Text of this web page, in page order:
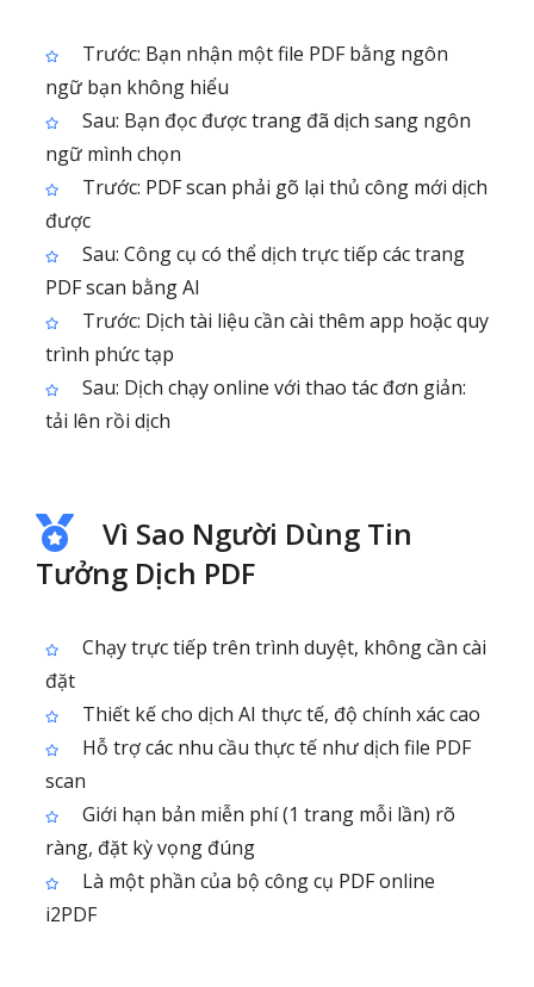
Trước: Bạn nhận một file PDF bằng ngôn
ngữ bạn không hiểu
Sau: Bạn đọc được trang đã dịch sang ngôn
ngữ mình chọn
Trước: PDF scan phải gõ lại thủ công mới dịch
được
Sau: Công cụ có thể dịch trực tiếp các trang
PDF scan bằng AI
Trước: Dịch tài liệu cần cài thêm app hoặc quy
trình phức tạp
Sau: Dịch chạy online với thao tác đơn giản:
tải lên rồi dịch
Vì Sao Người Dùng Tin
Tưởng Dịch PDF
Chạy trực tiếp trên trình duyệt, không cần cài
đặt
Thiết kế cho dịch AI thực tế, độ chính xác cao
Hỗ trợ các nhu cầu thực tế như dịch file PDF
scan
Giới hạn bản miễn phí (1 trang mỗi lần) rõ
ràng, đặt kỳ vọng đúng
Là một phần của bộ công cụ PDF online
i2PDF